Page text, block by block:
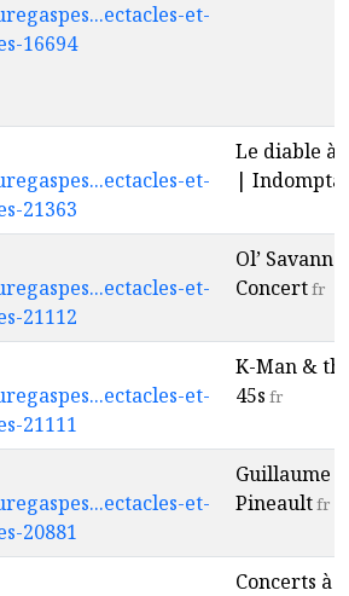
et-
16694
et-
21363
Le diable à
|
et-
21112
Ol’
Concertfr
et-
21111
K-Man &
45s fr
et-
20881
Guillaume
Pineaultfr
Concerts à